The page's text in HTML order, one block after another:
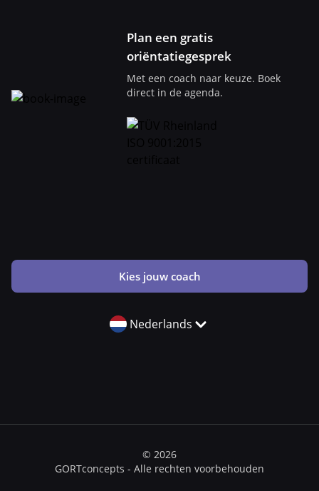
Plan een gratis
oriëntatiegesprek
Met een coach naar keuze. Boek
direct in de agenda.
Kies jouw coach
Nederlands
© 2026
GORTconcepts - Alle rechten voorbehouden